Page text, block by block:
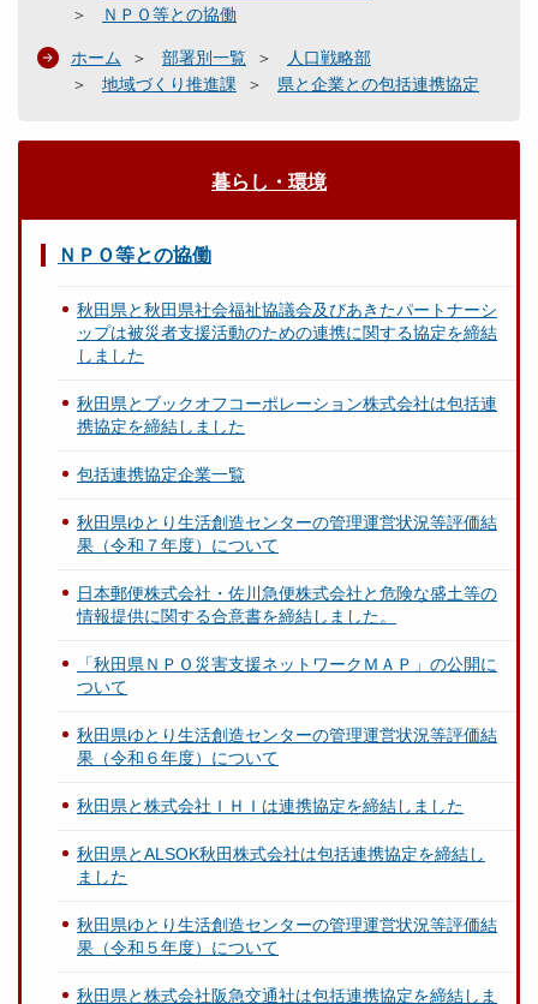
ＮＰＯ等との協働
ホーム 部署別一覧
人口戦略部
地域づくり推進課
県と企業との包括連携協定
暮らし・環境
ＮＰＯ等との協働
秋田県と秋田県社会福祉協議会及びあきたパートナーシ
ップは被災者支援活動のための連携に関する協定を締結
しました
秋田県とブックオフコーポレーション株式会社は包括連
携協定を締結しました
包括連携協定企業一覧
秋田県ゆとり生活創造センターの管理運営状況等評価結
果（令和７年度）について
日本郵便株式会社・佐川急便株式会社と危険な盛土等の
情報提供に関する合意書を締結しました。
「秋田県ＮＰＯ災害支援ネットワークＭＡＰ」の公開に
ついて
秋田県ゆとり生活創造センターの管理運営状況等評価結
果（令和６年度）について
秋田県と株式会社ＩＨＩは連携協定を締結しました
秋田県とALSOK秋田株式会社は包括連携協定を締結し
ました
秋田県ゆとり生活創造センターの管理運営状況等評価結
果（令和５年度）について
秋田県と株式会社阪急交通社は包括連携協定を締結しま